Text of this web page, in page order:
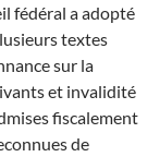
fédéral a adopté
textes
sur la
et invalidité
fiscalement
de